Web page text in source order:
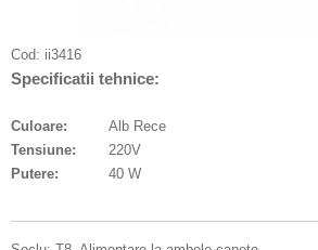
Cod: ii3416
Specificatii tehnice:
Culoare:
Alb Rece
Tensiune:
220V
Putere:
40 W